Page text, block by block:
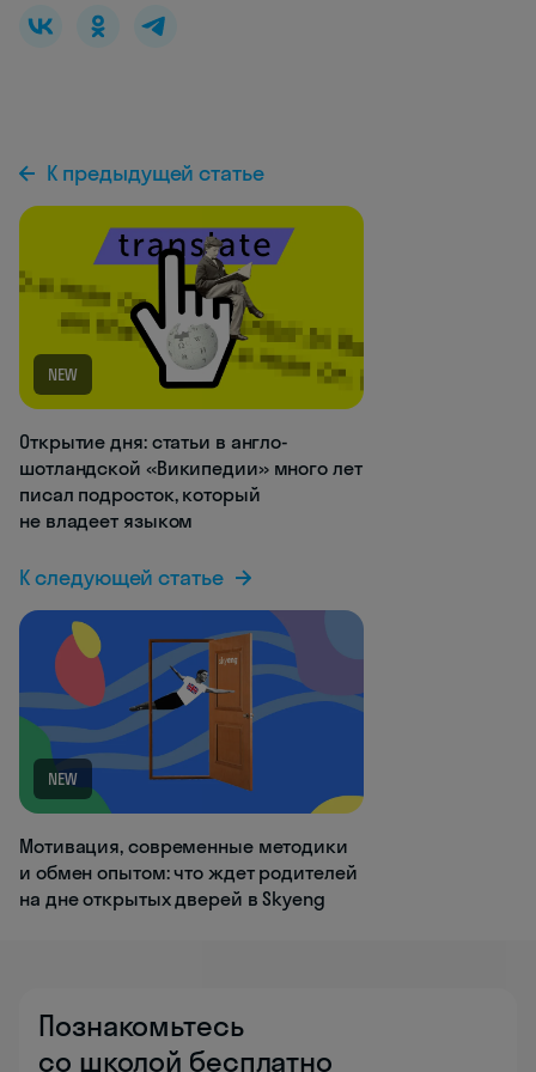
К предыдущей статье
NEW
Открытие дня: статьи в англо-
шотландской «Википедии» много лет
писал подросток, который
не владеет языком
К следующей статье
NEW
Мотивация, современные методики
и обмен опытом: что ждет родителей
на дне открытых дверей в Skyeng
Познакомьтесь
со школой бесплатно